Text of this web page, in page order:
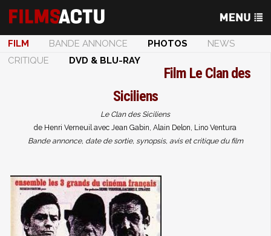
FILM BANDE ANNONCE PHOTOS
NEWS
CRITIQUE
DVD & BLU-RAY
Film Le Clan des
Siciliens
Le Clan des Siciliens
de Henri Verneuil avec Jean Gabin, Alain Delon, Lino Ventura
Bande annonce, date de sortie, synopsis, avis et critique du film